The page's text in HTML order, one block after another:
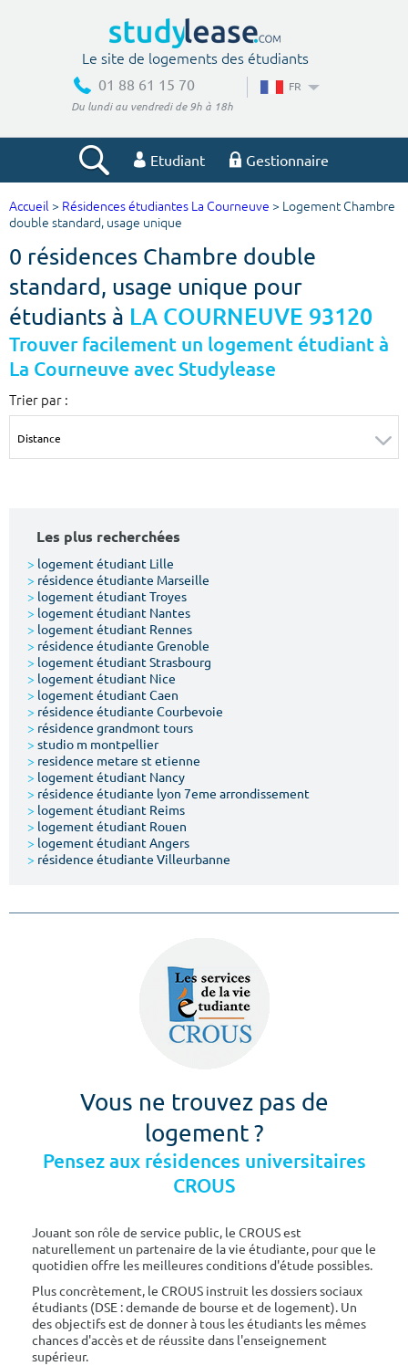
Le site de logements des étudiants
01 88 61 15 70
Du lundi au vendredi de 9h à 18h
FR
Etudiant Gestionnaire
Votre recherche
Ville, école
Budget min
€
Budget max
m² m²
Votre date d'entrée
Chercher
Accueil > Résidences étudiantes La Courneuve > Logement Chambre
double standard, usage unique
0 résidences Chambre double
standard, usage unique pour
étudiants à LA COURNEUVE 93120
Trouver facilement un logement étudiant à
La Courneuve avec Studylease
Trier par :
Les plus recherchées
> logement étudiant Lille
> résidence étudiante Marseille
> logement étudiant Troyes
> logement étudiant Nantes
> logement étudiant Rennes
> résidence étudiante Grenoble
> logement étudiant Strasbourg
> logement étudiant Nice
> logement étudiant Caen
> résidence étudiante Courbevoie
> résidence grandmont tours
> studio m montpellier
> residence metare st etienne
> logement étudiant Nancy
> résidence étudiante lyon 7eme arrondissement
> logement étudiant Reims
> logement étudiant Rouen
> logement étudiant Angers
> résidence étudiante Villeurbanne
Vous ne trouvez pas de
logement ?
Pensez aux résidences universitaires
CROUS
Jouant son rôle de service public, le CROUS est
naturellement un partenaire de la vie étudiante, pour que le
quotidien offre les meilleures conditions d'étude possibles.
Plus concrètement, le CROUS instruit les dossiers sociaux
étudiants (DSE : demande de bourse et de logement). Un
des objectifs est de donner à tous les étudiants les mêmes
chances d'accès et de réussite dans l'enseignement
supérieur.